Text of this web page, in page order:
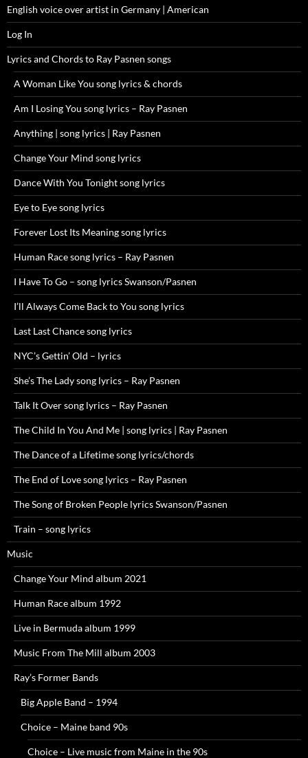
English voice over artist in Germany | American
Log In
Lyrics and Chords to Ray Pasnen songs
A Woman Like You song lyrics & chords
Am I Losing You song lyrics – Ray Pasnen
Anything | song lyrics | Ray Pasnen
Change Your Mind song lyrics
Dance With You Tonight song lyrics
Eye to Eye song lyrics
Forever Lost Its Meaning song lyrics
Human Race song lyrics – Ray Pasnen
I Have To Go – song lyrics Swanson/Pasnen
I’ll Always Come Back to You song lyrics
Last Last Chance song lyrics
NYC’s Gettin’ Old – lyrics
She’s The Lady song lyrics – Ray Pasnen
Talk It Over song lyrics – Ray Pasnen
The Child In You And Me | song lyrics | Ray Pasnen
The Dance of a Lifetime song lyrics/chords
The End of Love song lyrics – Ray Pasnen
The Song of Broken People lyrics Swanson/Pasnen
Train – song lyrics
Music
Change Your Mind album 2021
Human Race album 1992
Live in Bermuda album 1999
Music From The Mill album 2003
Ray’s Former Bands
Big Apple Band – 1994
Choice – Maine band 90s
Choice – Live music from Maine in the 90s